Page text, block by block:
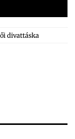
divattáska